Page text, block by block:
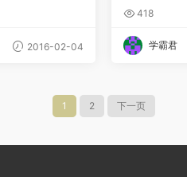
2016-02-04
418
学霸君
1 2 下一页